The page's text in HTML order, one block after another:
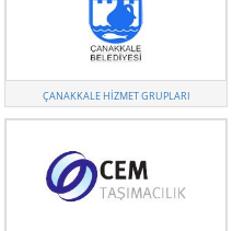
ÇANAKKALE HIZMET GRUPLARI